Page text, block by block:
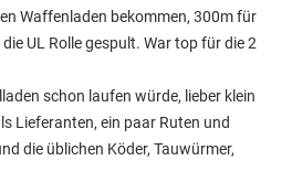
Waffenladen bekommen, 300m für
UL Rolle gespult. War top für die 2
schon laufen würde, lieber klein
Lieferanten, ein paar Ruten und
die üblichen Köder, Tauwürmer,